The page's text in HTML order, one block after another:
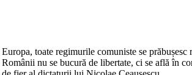
Europa, toate regimurile comuniste se prăbușesc
Românii nu se bucură de libertate, ci se află în